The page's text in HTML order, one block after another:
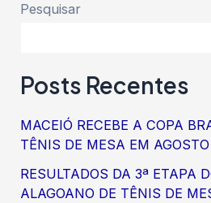
Pesquisar
Posts Recentes
MACEIÓ RECEBE A COPA
TÊNIS DE MESA EM AGOSTO
RESULTADOS DA 3ª ETAPA
ALAGOANO DE TÊNIS DE